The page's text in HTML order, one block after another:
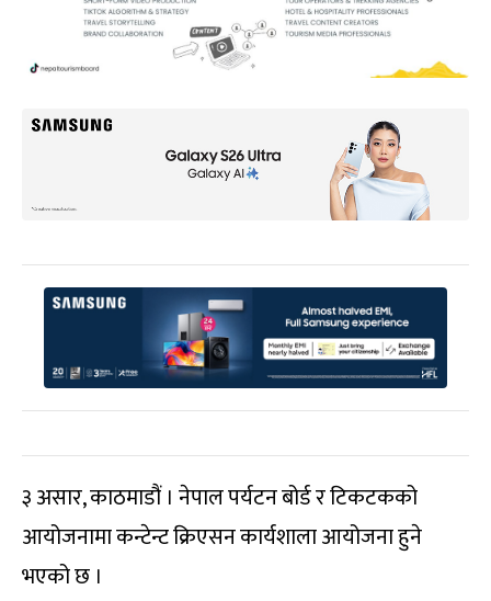
३ असार, काठमाडौं । नेपाल पर्यटन बोर्ड र टिकटकको
आयोजनामा कन्टेन्ट क्रिएसन कार्यशाला आयोजना हुने
भएको छ ।